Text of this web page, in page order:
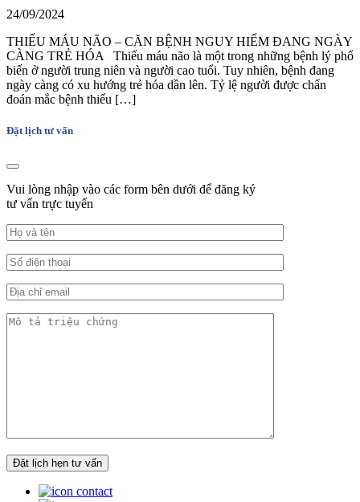
24/09/2024
THIẾU MÁU NÃO – CĂN BỆNH NGUY HIỂM ĐANG NGÀY
CÀNG TRẺ HÓA Thiếu máu não là một trong những bệnh lý phổ
biến ở người trung niên và người cao tuổi. Tuy nhiên, bệnh đang
ngày càng có xu hướng trẻ hóa dần lên. Tỷ lệ người được chẩn
đoán mắc bệnh thiếu […]
Đặt lịch tư vấn
Vui lòng nhập vào các form bên dưới để đăng ký
tư vấn trực tuyến